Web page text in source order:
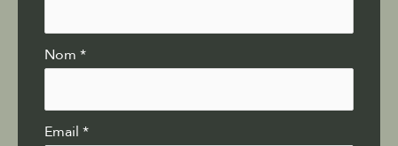
avec
téléphone
Nom *
Email *